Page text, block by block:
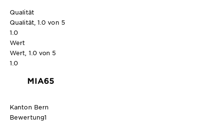
Qualität
Qualität, 1.0 von 5
1.0
Wert
Wert, 1.0 von 5
1.0
MIA65
Kanton Bern
Bewertung1